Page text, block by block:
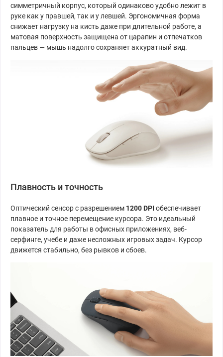
симметричный корпус, который одинаково удобно лежит в
руке как у правшей, так и у левшей. Эргономичная форма
снижает нагрузку на кисть даже при длительной работе, а
матовая поверхность защищена от царапин и отпечатков
пальцев — мышь надолго сохраняет аккуратный вид.
Плавность и точность
Оптический сенсор с разрешением 1200 DPI обеспечивает
плавное и точное перемещение курсора. Это идеальный
показатель для работы в офисных приложениях, веб-
серфинге, учебе и даже несложных игровых задач. Курсор
движется стабильно, без рывков и сбоев.